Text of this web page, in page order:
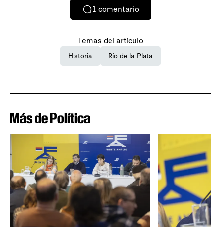
1 comentario
Temas del artículo
Historia Río de la Plata
Más de Política